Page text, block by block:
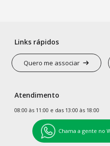
Links rápidos
Quero me associar
Atendimento
08:00 às 11:00 e das 13:00 às 18:00
Chama a gente no